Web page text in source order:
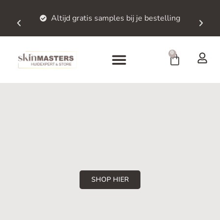
gratis samples bij je bestelling
0
SHOP HIER